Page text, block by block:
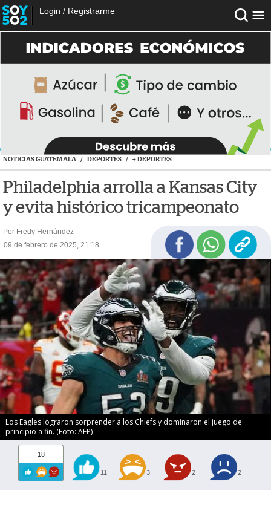
Login / Registrarme
NOTICIAS GUATEMALA / DEPORTES / + DEPORTES
Philadelphia arrolla a Kansas City
y evita histórico tricampeonato
Por Fredy Hernández
09 de febrero de 2025, 21:18
Los Eagles lograron sorprender a los Chiefs y dominaron el juego de
principio a fin. (Foto: AFP)
18
11 3 2 2